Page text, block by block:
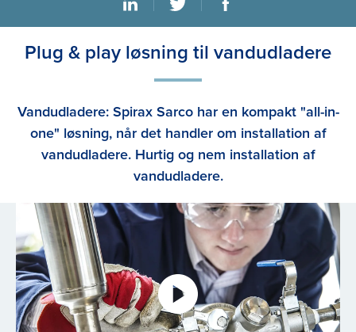
Plug & play løsning til vandudladere
Vandudladere: Spirax Sarco har en kompakt "all-in-
one" løsning, når det handler om installation af
vandudladere. Hurtig og nem installation af
vandudladere.